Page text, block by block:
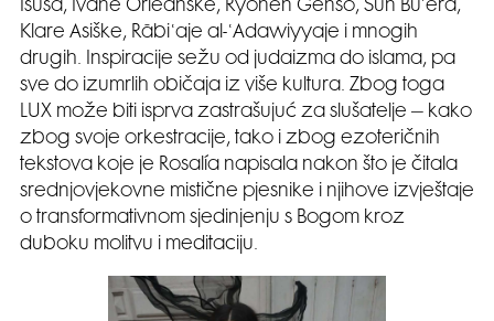
Isusa, Ivane Orleanske, Ryōnen Gensō, Sun Bu’era,
Klare Asiške, Rābiʿaje al-ʿAdawiyyaje i mnogih
drugih. Inspiracije sežu od judaizma do islama, pa
sve do izumrlih običaja iz više kultura. Zbog toga
LUX može biti isprva zastrašujuć za slušatelje – kako
zbog svoje orkestracije, tako i zbog ezoteričnih
tekstova koje je Rosalía napisala nakon što je čitala
srednjovjekovne mistične pjesnike i njihove izvještaje
o transformativnom sjedinjenju s Bogom kroz
duboku molitvu i meditaciju.